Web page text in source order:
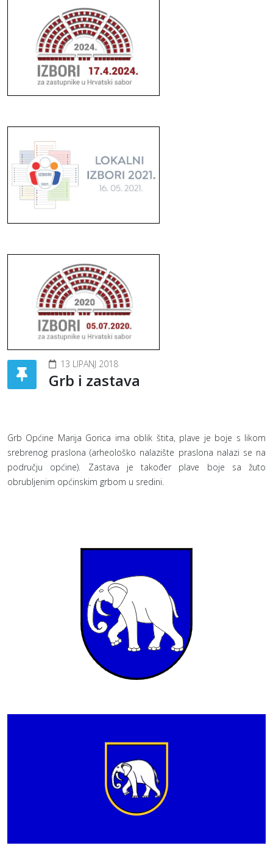
13 LIPANJ 2018
Grb i zastava
Grb Općine Marija Gorica ima oblik štita, plave je boje s likom
srebrenog praslona (arheološko nalazište praslona nalazi se na
području općine). Zastava je također plave boje sa žuto
obrubljenim općinskim grbom u sredini.